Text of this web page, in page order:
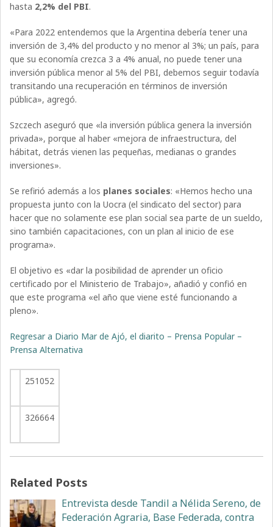
hasta 2,2% del PBI.
«Para 2022 entendemos que la Argentina debería tener una
inversión de 3,4% del producto y no menor al 3%; un país, para
que su economía crezca 3 a 4% anual, no puede tener una
inversión pública menor al 5% del PBI, debemos seguir todavía
transitando una recuperación en términos de inversión
pública», agregó.
Szczech aseguró que «la inversión pública genera la inversión
privada», porque al haber «mejora de infraestructura, del
hábitat, detrás vienen las pequeñas, medianas o grandes
inversiones».
Se refirió además a los planes sociales: «Hemos hecho una
propuesta junto con la Uocra (el sindicato del sector) para
hacer que no solamente ese plan social sea parte de un sueldo,
sino también capacitaciones, con un plan al inicio de ese
programa».
El objetivo es «dar la posibilidad de aprender un oficio
certificado por el Ministerio de Trabajo», añadió y confió en
que este programa «el año que viene esté funcionando a
pleno».
Regresar a Diario Mar de Ajó, el diarito – Prensa Popular –
Prensa Alternativa
251052
326664
Related Posts
Entrevista desde Tandil a Nélida Sereno, de
Federación Agraria, Base Federada, contra